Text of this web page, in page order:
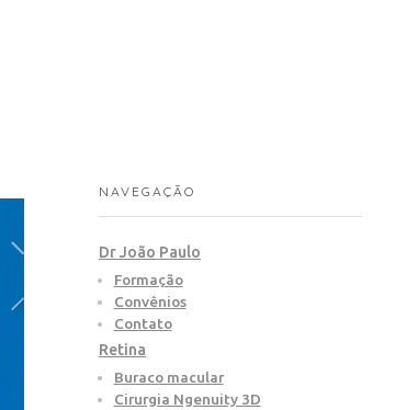
NAVEGAÇÃO
Dr João Paulo
Formação
Convênios
Contato
Retina
Buraco macular
Cirurgia Ngenuity 3D